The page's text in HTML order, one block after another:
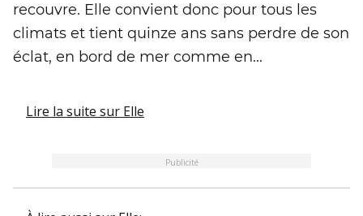
recouvre. Elle convient donc pour tous les
climats et tient quinze ans sans perdre de son
éclat, en bord de mer comme en...
Lire la suite sur Elle
Publicité